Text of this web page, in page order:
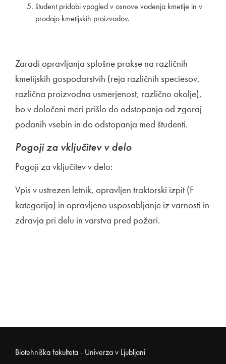
študent pridobi vpogled v osnove vodenja kmetije in v
prodajo kmetijskih proizvodov.
Zaradi opravljanja splošne prakse na različnih
kmetijskih gospodarstvih (reja različnih speciesov,
različna proizvodna usmerjenost, različno okolje),
bo v določeni meri prišlo do odstopanja od zgoraj
podanih vsebin in do odstopanja med študenti.
Pogoji za vključitev v delo
Pogoji za vključitev v delo:
Vpis v ustrezen letnik, opravljen traktorski izpit (F
kategorija) in opravljeno usposabljanje iz varnosti in
zdravja pri delu in varstva pred požari.
Noga strani
Biotehniška fakulteta - Univerza v Ljubljani